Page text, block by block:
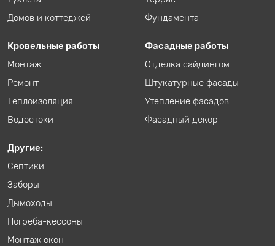
Домов и коттеджей
Фундамента
Кровельные работы
Монтаж
Ремонт
Теплоизоляция
Водостоки
Фасадные работы
Отделка сайдингом
Штукатурные фасады
Утепление фасадов
Фасадный декор
Другие:
Септики
Заборы
Дымоходы
Погреба-кессоны
Монтаж окон